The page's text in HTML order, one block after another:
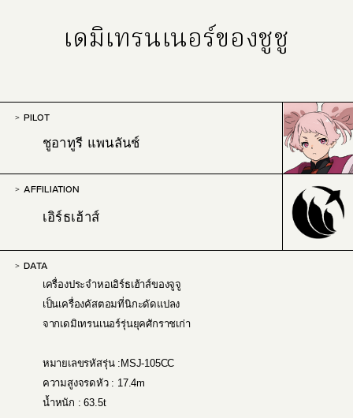
เดมิเทรนเนอร์ของชูชู
PILOT
ชูอาทูรี แพนลันช์
AFFILIATION
เอิร์ธเฮ้าส์
DATA
เครื่องประจำหอเอิร์ธเฮ้าส์ของจูจู
เป็นเครื่องคัสตอมที่นิกะดัดแปลง
จากเดมิเทรนเนอร์รุ่นยุคศักราชเก่า
หมายเลขรหัสรุ่น :MSJ-105CC
ความสูงจรดหัว : 17.4m
น้ำหนัก : 63.5t